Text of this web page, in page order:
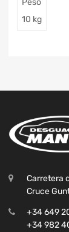
10 kg
Carretera
Cruce
+34 649
+34 982